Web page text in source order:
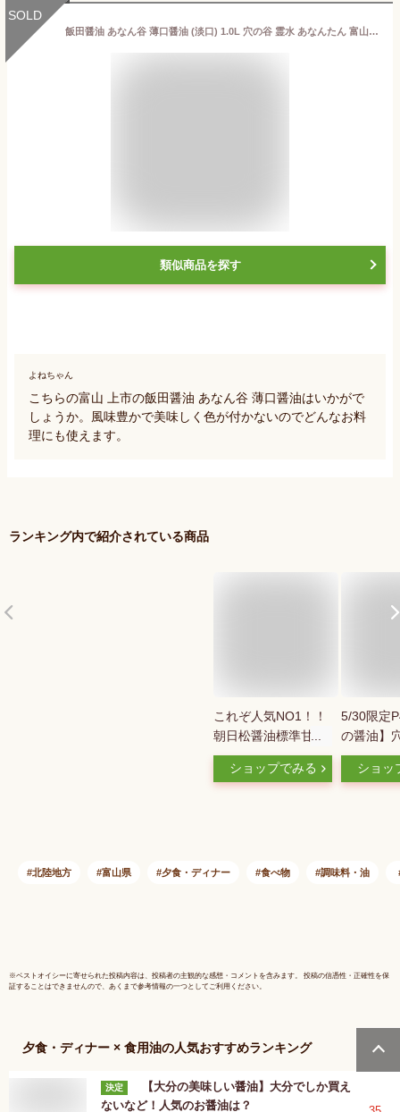
SOLD
飯田醤油 あなん谷 薄口醤油 (淡口) 1.0L 穴の谷 霊水 あなんたん 富山 上市 あわくち 薄口 うすくち 調味料
類似商品を探す
よねちゃん
こちらの富山 上市の飯田醤油 あなん谷 薄口醤油はいかがで
しょうか。風味豊かで美味しく色が付かないのでどんなお料
理にも使えます。
ランキング内で紹介されている商品
これぞ人気NO1！！
朝日松醤油標準甘
口 1リットル入
ショップでみる
5/30限定
の醤油】
なんたん
口ショッ
北陸地方 富山県 夕食・ディナー 食べ物 調味料・油
※ベストオイシーに寄せられた投稿内容は、投稿者の主観的な感想・コメントを含みます。 投稿の信憑性・正確性を保
証することはできませんので、あくまで参考情報の一つとしてご利用ください。
夕食・ディナー × 食用油の人気おすすめランキング
決定
【大分の美味しい醤油】大分でしか買え
ないなど！人気のお醤油は？